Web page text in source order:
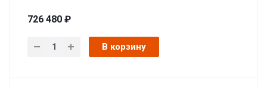
726 480 ₽
В корзину